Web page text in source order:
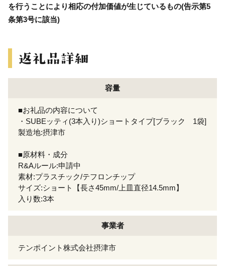
を行うことにより相応の付加価値が生じているもの(告示第5
条第3号に該当)
容量
■お礼品の内容について
・SUBEッティ(3本入り)ショートタイプ[ブラック 1袋]
製造地:摂津市
■原材料・成分
R&Aルール:申請中
素材:プラスチック/テフロンチップ
サイズ:ショート【長さ45mm/上皿直径14.5mm】
入り数:3本
事業者
テンポイント株式会社摂津市